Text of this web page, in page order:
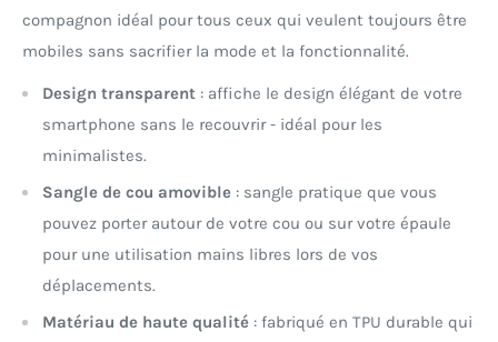
compagnon idéal pour tous ceux qui veulent toujours être
mobiles sans sacrifier la mode et la fonctionnalité.
Design transparent : affiche le design élégant de votre
smartphone sans le recouvrir - idéal pour les
minimalistes.
Sangle de cou amovible : sangle pratique que vous
pouvez porter autour de votre cou ou sur votre épaule
pour une utilisation mains libres lors de vos
déplacements.
Matériau de haute qualité : fabriqué en TPU durable qui